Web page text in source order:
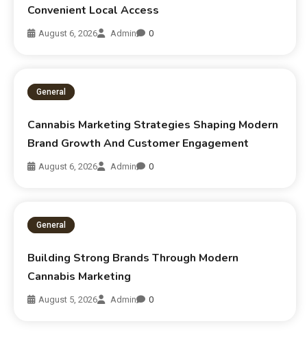
Convenient Local Access
August 6, 2026 Admin 0
General
Cannabis Marketing Strategies Shaping Modern
Brand Growth And Customer Engagement
August 6, 2026 Admin 0
General
Building Strong Brands Through Modern
Cannabis Marketing
August 5, 2026 Admin 0